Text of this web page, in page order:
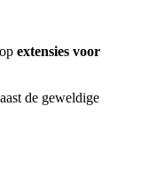
extensies voor
de geweldige